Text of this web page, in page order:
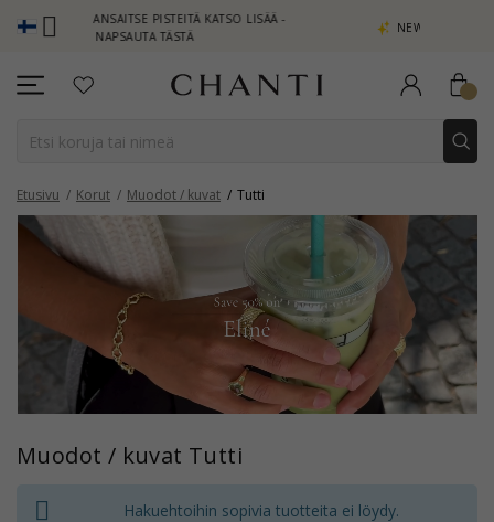
ANSAITSE PISTEITÄ KATSO LISÄÄ -
NAPSAUTA TÄSTÄ
NEW COLLECTION | AURA
Etusivu Korut Muodot / kuvat Tutti
Muodot / kuvat Tutti
Hakuehtoihin sopivia tuotteita ei löydy.